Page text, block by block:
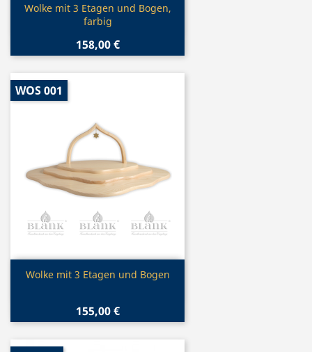
 Vorschau
Wolke mit 3 Etagen und Bogen,
farbig
158,00 €
 Vorschau
Wolke mit 3 Etagen und Bogen
155,00 €
WOS 001